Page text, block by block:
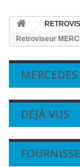
Retroviseur
DÉJÀ VUS